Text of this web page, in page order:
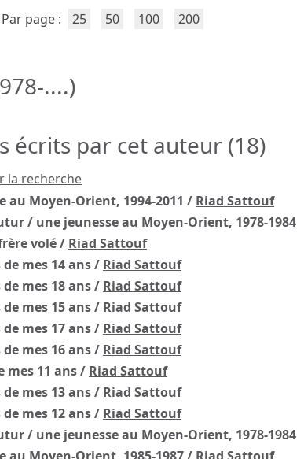
Par page : 25 50 100 200
....)
écrits par cet auteur (18)
la recherche
au Moyen-Orient, 1994-2011 / Riad Sattouf
/ une jeunesse au Moyen-Orient, 1978-1984
volé/ Riad Sattouf
mes 14 ans/ Riad Sattouf
mes 18 ans/ Riad Sattouf
mes 15 ans/ Riad Sattouf
mes 17 ans/ Riad Sattouf
mes 16 ans/ Riad Sattouf
mes 11 ans/ Riad Sattouf
mes 13 ans/ Riad Sattouf
mes 12 ans/ Riad Sattouf
/ une jeunesse au Moyen-Orient, 1978-1984